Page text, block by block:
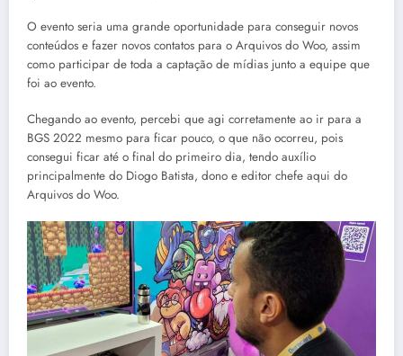
O evento seria uma grande oportunidade para conseguir novos
conteúdos e fazer novos contatos para o Arquivos do Woo, assim
como participar de toda a captação de mídias junto a equipe que
foi ao evento.
Chegando ao evento, percebi que agi corretamente ao ir para a
BGS 2022 mesmo para ficar pouco, o que não ocorreu, pois
consegui ficar até o final do primeiro dia, tendo auxílio
principalmente do Diogo Batista, dono e editor chefe aqui do
Arquivos do Woo.